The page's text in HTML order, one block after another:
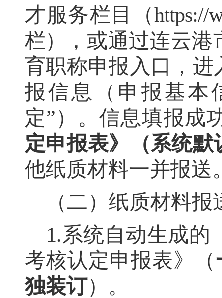
才服务栏目（https://
栏）
，或通过连云港
育职称申报入口 ， 进
报信息
（申报基本
定”） 。 信息填报成
定申报表》
（系统默
他纸质材料一并报送
（二）纸质材料报
1.系统自动生成的
考核认定申报表》（
独装订） 。